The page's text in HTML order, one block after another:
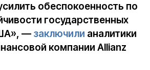
обеспокоенность по
государственных
— заключили аналитики
компании Allianz